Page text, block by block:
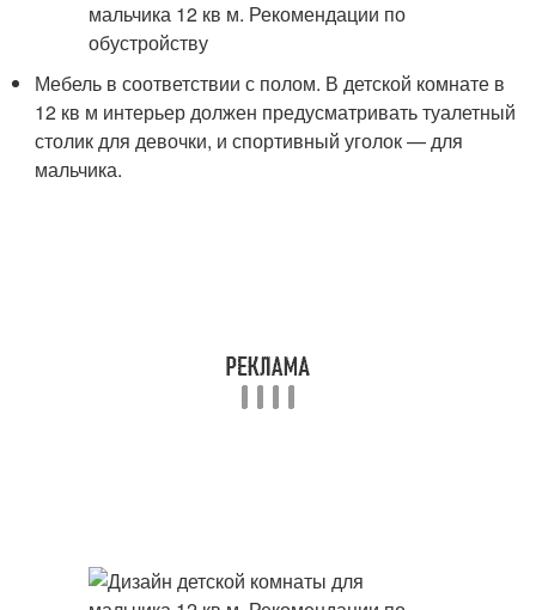
Мебель в соответствии с полом. В детской комнате в
12 кв м интерьер должен предусматривать туалетный
столик для девочки, и спортивный уголок — для
мальчика.